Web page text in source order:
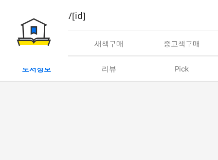
book/rent/[id]
대여 새책구매 중고책구매
도서정보 리뷰 Pick